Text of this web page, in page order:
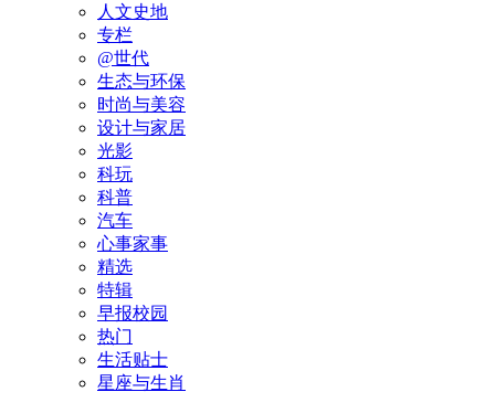
人文史地
专栏
@世代
生态与环保
时尚与美容
设计与家居
光影
科玩
科普
汽车
心事家事
精选
特辑
早报校园
热门
生活贴士
星座与生肖